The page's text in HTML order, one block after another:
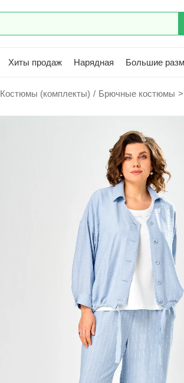
Хиты продаж Нарядная Большие
Костюмы (комплекты) / Брючные костюмы >